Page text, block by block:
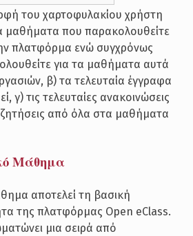
του χαρτοφυλακίου χρήστη
μαθήματα που παρακολουθείτε
πλατφόρμα ενώ συγχρόνως
για τα μαθήματα αυτά
β) τα τελευταία έγγραφα
γ) τις τελευταίες ανακοινώσεις
από όλα στα μαθήματα
Μάθημα
αποτελεί τη βασική
της πλατφόρμας Open eClass.
μια σειρά από